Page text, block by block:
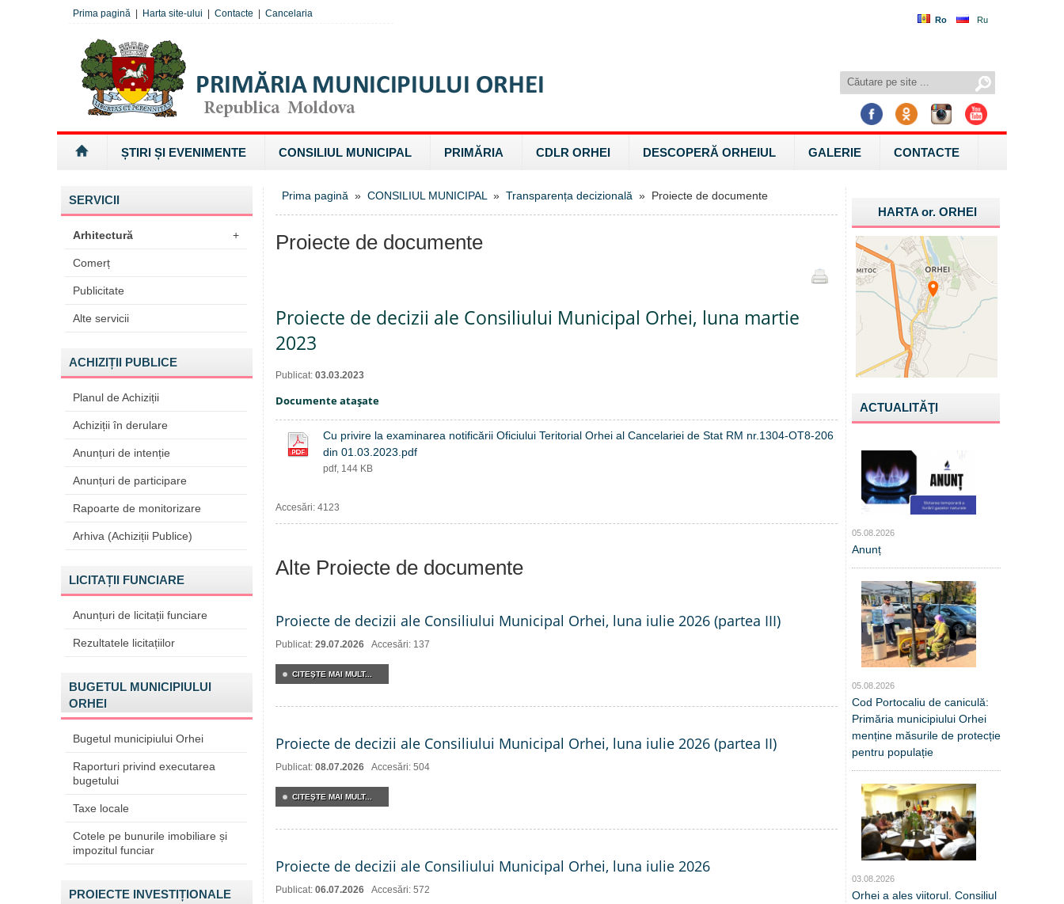
Ro Ru
Prima pagină Harta site-ului Contacte Cancelaria
ȘTIRI ȘI EVENIMENTE CONSILIUL MUNICIPAL PRIMĂRIA CDLR ORHEI DESCOPERĂ ORHEIUL GALERIE CONTACTE
SERVICII
Arhitectură +
Comerț
Publicitate
Alte servicii
ACHIZIȚII PUBLICE
Planul de Achiziții
Achiziții în derulare
Anunțuri de intenție
Anunțuri de participare
Rapoarte de monitorizare
Arhiva (Achiziții Publice)
LICITAȚII FUNCIARE
Anunțuri de licitații funciare
Rezultatele licitațiilor
BUGETUL MUNICIPIULUI
ORHEI
Bugetul municipiului Orhei
Raporturi privind executarea
bugetului
Taxe locale
Cotele pe bunurile imobiliare și
impozitul funciar
PROIECTE INVESTIȚIONALE
Prima pagină » CONSILIUL MUNICIPAL » Transparența decizională » Proiecte de documente
Proiecte de documente
Proiecte de decizii ale Consiliului Municipal Orhei, luna martie
2023
Publicat: 03.03.2023
Documente ataşate
Cu privire la examinarea notificării Oficiului Teritorial Orhei al Cancelariei de Stat RM nr.1304-OT8-206
din 01.03.2023.pdf
pdf, 144 KB
Accesări: 4123
Alte Proiecte de documente
Proiecte de decizii ale Consiliului Municipal Orhei, luna iulie 2026 (partea III)
Publicat: 29.07.2026 Accesări: 137
CITEŞTE MAI MULT...
Proiecte de decizii ale Consiliului Municipal Orhei, luna iulie 2026 (partea II)
Publicat: 08.07.2026 Accesări: 504
CITEŞTE MAI MULT...
Proiecte de decizii ale Consiliului Municipal Orhei, luna iulie 2026
Publicat: 06.07.2026 Accesări: 572
HARTA or.ORHEI
ACTUALITĂŢI
05.08.2026
Anunț
05.08.2026
Cod Portocaliu de caniculă:
Primăria municipiului Orhei
menține măsurile de protecție
pentru populație
03.08.2026
Orhei a ales viitorul. Consiliul